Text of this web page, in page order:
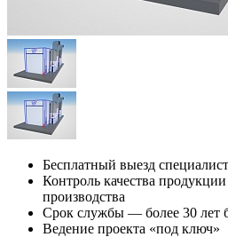
Бесплатный выезд
Контроль качества
производства
Срок службы — более 30 лет
Ведение проекта «под ключ»